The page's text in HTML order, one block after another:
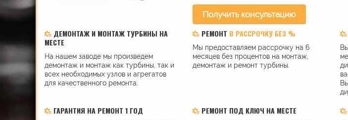
Получить консультацию
ДЕМОНТАЖ И МОНТАЖ ТУРБИНЫ НА
МЕСТЕ
На нашем заводе мы произведем
демонтаж и монтаж как турбины, так и
всех необходимых узлов и агрегатов
для качественного ремонта.
РЕМОНТ В РАССРОЧКУ БЕЗ %
Мы предоставляем рассрочку на 6
месяцев без процентов на монтаж,
демонтаж и ремонт турбины.
ГАРАНТИЯ НА РЕМОНТ 1 ГОД РЕМОНТ ПОД КЛЮЧ НА МЕСТЕ